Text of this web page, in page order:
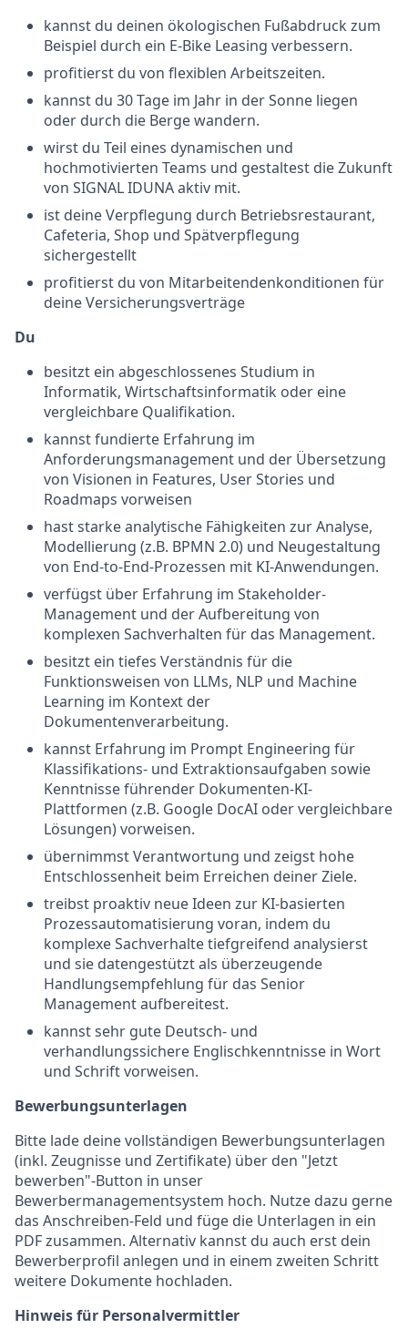
kannst du deinen ökologischen Fußabdruck zum
Beispiel durch ein E-Bike Leasing verbessern.
profitierst du von flexiblen Arbeitszeiten.
kannst du 30 Tage im Jahr in der Sonne liegen
oder durch die Berge wandern.
wirst du Teil eines dynamischen und
hochmotivierten Teams und gestaltest die Zukunft
von SIGNAL IDUNA aktiv mit.
ist deine Verpflegung durch Betriebsrestaurant,
Cafeteria, Shop und Spätverpflegung
sichergestellt
profitierst du von Mitarbeitendenkonditionen für
deine Versicherungsverträge
Du
besitzt ein abgeschlossenes Studium in
Informatik, Wirtschaftsinformatik oder eine
vergleichbare Qualifikation.
kannst fundierte Erfahrung im
Anforderungsmanagement und der Übersetzung
von Visionen in Features, User Stories und
Roadmaps vorweisen
hast starke analytische Fähigkeiten zur Analyse,
Modellierung (z.B. BPMN 2.0) und Neugestaltung
von End-to-End-Prozessen mit KI-Anwendungen.
verfügst über Erfahrung im Stakeholder-
Management und der Aufbereitung von
komplexen Sachverhalten für das Management.
besitzt ein tiefes Verständnis für die
Funktionsweisen von LLMs, NLP und Machine
Learning im Kontext der
Dokumentenverarbeitung.
kannst Erfahrung im Prompt Engineering für
Klassifikations- und Extraktionsaufgaben sowie
Kenntnisse führender Dokumenten-KI-
Plattformen (z.B. Google DocAI oder vergleichbare
Lösungen) vorweisen.
übernimmst Verantwortung und zeigst hohe
Entschlossenheit beim Erreichen deiner Ziele.
treibst proaktiv neue Ideen zur KI-basierten
Prozessautomatisierung voran, indem du
komplexe Sachverhalte tiefgreifend analysierst
und sie datengestützt als überzeugende
Handlungsempfehlung für das Senior
Management aufbereitest.
kannst sehr gute Deutsch- und
verhandlungssichere Englischkenntnisse in Wort
und Schrift vorweisen.
Bewerbungsunterlagen
Bitte lade deine vollständigen Bewerbungsunterlagen
(inkl. Zeugnisse und Zertifikate) über den "Jetzt
bewerben"-Button in unser
Bewerbermanagementsystem hoch. Nutze dazu gerne
das Anschreiben-Feld und füge die Unterlagen in ein
PDF zusammen. Alternativ kannst du auch erst dein
Bewerberprofil anlegen und in einem zweiten Schritt
weitere Dokumente hochladen.
Hinweis für Personalvermittler